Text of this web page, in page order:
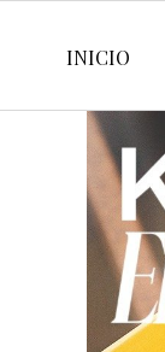
INICIO